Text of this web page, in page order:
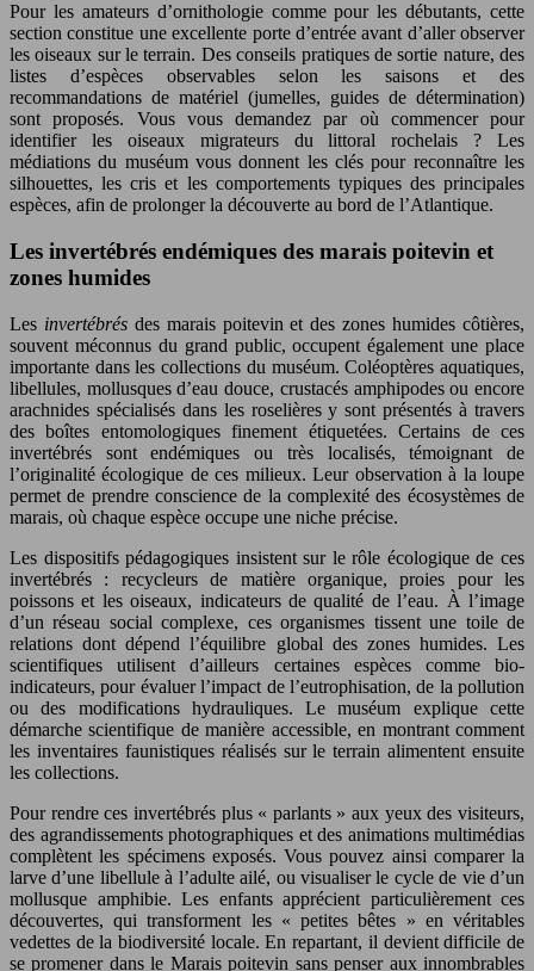
Pour les amateurs d’ornithologie comme pour les débutants, cette
section constitue une excellente porte d’entrée avant d’aller observer
les oiseaux sur le terrain. Des conseils pratiques de sortie nature, des
listes d’espèces observables selon les saisons et des
recommandations de matériel (jumelles, guides de détermination)
sont proposés. Vous vous demandez par où commencer pour
identifier les oiseaux migrateurs du littoral rochelais ? Les
médiations du muséum vous donnent les clés pour reconnaître les
silhouettes, les cris et les comportements typiques des principales
espèces, afin de prolonger la découverte au bord de l’Atlantique.
Les invertébrés endémiques des marais poitevin et
zones humides
Les invertébrésdes marais poitevin et des zones humides côtières,
souvent méconnus du grand public, occupent également une place
importante dans les collections du muséum. Coléoptères aquatiques,
libellules, mollusques d’eau douce, crustacés amphipodes ou encore
arachnides spécialisés dans les roselières y sont présentés à travers
des boîtes entomologiques finement étiquetées. Certains de ces
invertébrés sont endémiques ou très localisés, témoignant de
l’originalité écologique de ces milieux. Leur observation à la loupe
permet de prendre conscience de la complexité des écosystèmes de
marais, où chaque espèce occupe une niche précise.
Les dispositifs pédagogiques insistent sur le rôle écologique de ces
invertébrés : recycleurs de matière organique, proies pour les
poissons et les oiseaux, indicateurs de qualité de l’eau. À l’image
d’un réseau social complexe, ces organismes tissent une toile de
relations dont dépend l’équilibre global des zones humides. Les
scientifiques utilisent d’ailleurs certaines espèces comme bio-
indicateurs, pour évaluer l’impact de l’eutrophisation, de la pollution
ou des modifications hydrauliques. Le muséum explique cette
démarche scientifique de manière accessible, en montrant comment
les inventaires faunistiques réalisés sur le terrain alimentent ensuite
les collections.
Pour rendre ces invertébrés plus « parlants » aux yeux des visiteurs,
des agrandissements photographiques et des animations multimédias
complètent les spécimens exposés. Vous pouvez ainsi comparer la
larve d’une libellule à l’adulte ailé, ou visualiser le cycle de vie d’un
mollusque amphibie. Les enfants apprécient particulièrement ces
découvertes, qui transforment les « petites bêtes » en véritables
vedettes de la biodiversité locale. En repartant, il devient difficile de
se promener dans le Marais poitevin sans penser aux innombrables